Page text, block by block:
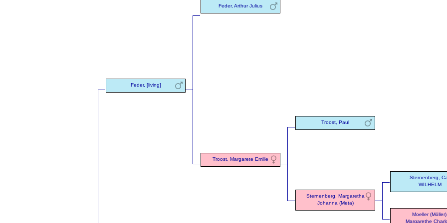
Feder, [living]
Feder, Arthur Julius
Troost, Margarete Emilie
Troost, Paul
Sternenberg, Margaretha
Johanna (Meta)
Sternenberg,
WILHELM
Moeller (Möller),
Margarethe